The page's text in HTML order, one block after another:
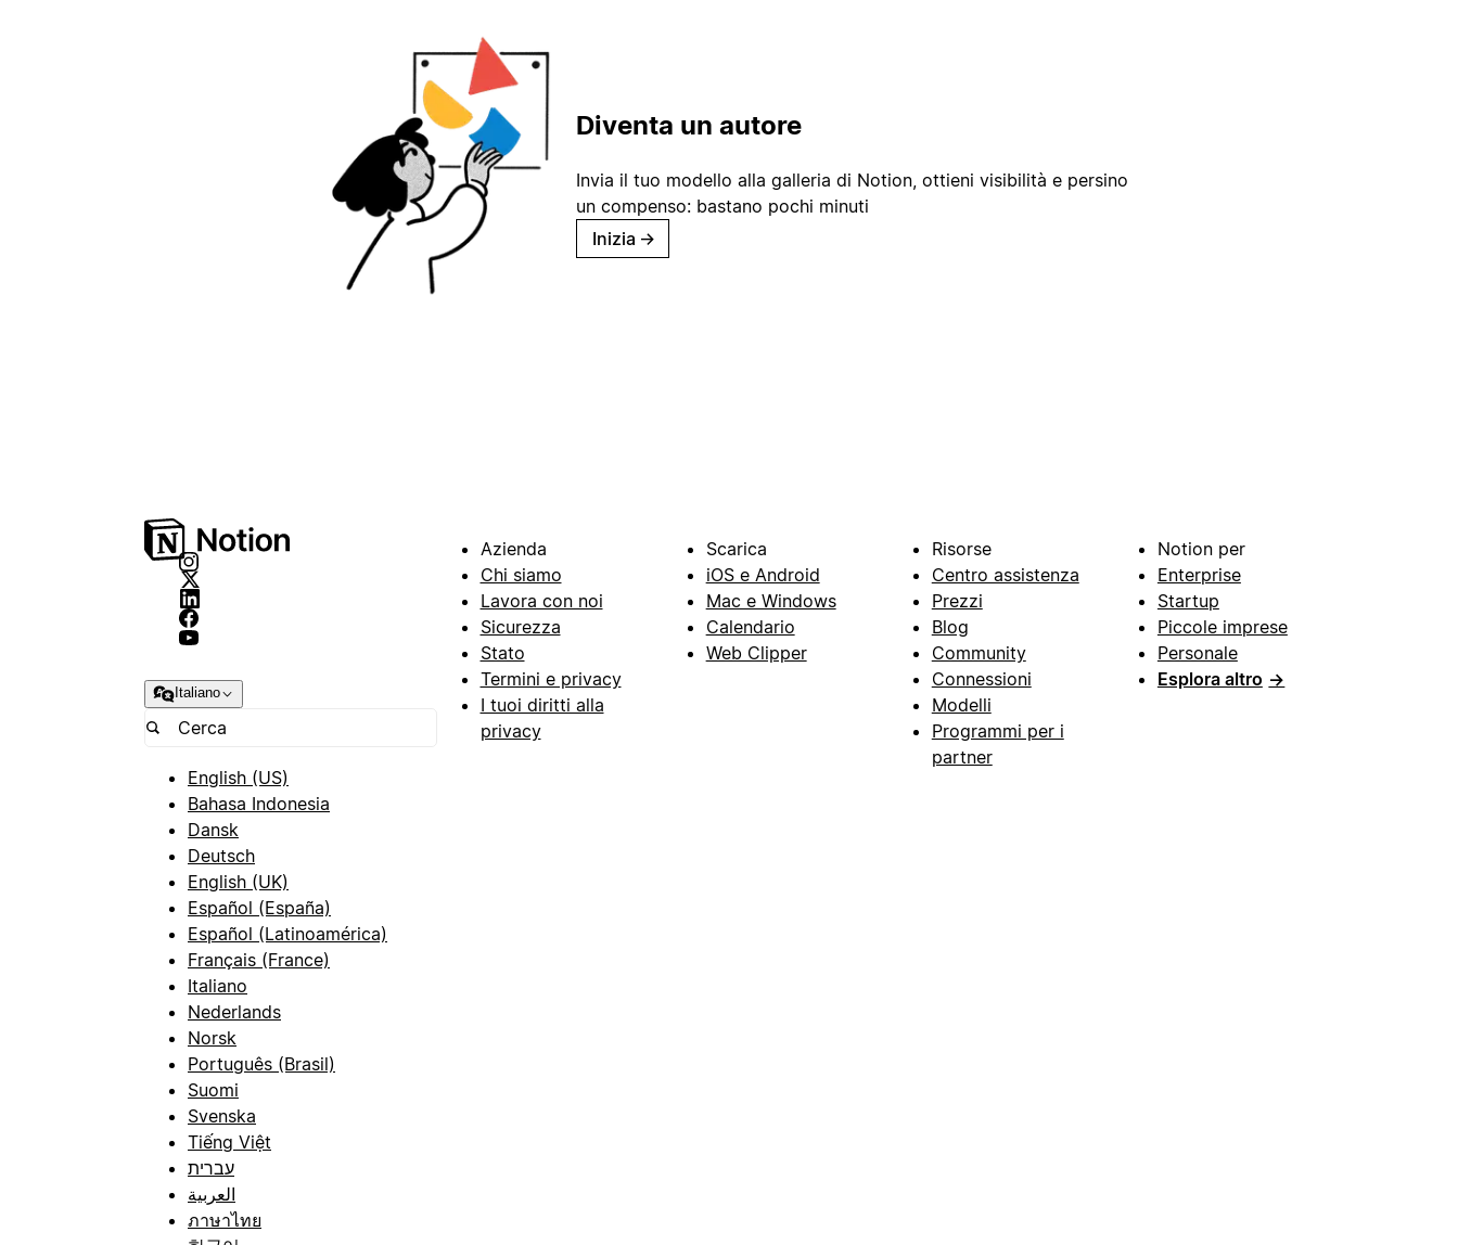
Diventa un autore
Invia il tuo modello alla galleria di Notion, ottieni visibilità e persino
un compenso: bastano pochi minuti
Inizia →
Italiano
English (US)
Bahasa Indonesia
Dansk
Deutsch
English (UK)
Español (España)
Español (Latinoamérica)
Français (France)
Italiano
Nederlands
Norsk
Português (Brasil)
Suomi
Svenska
Tiếng Việt
עברית
العربية
ภาษาไทย
Azienda
Chi siamo
Lavora con noi
Sicurezza
Stato
Termini e privacy
I tuoi diritti alla
privacy
Scarica
iOS e Android
Mac e Windows
Calendario
Web Clipper
Risorse
Centro assistenza
Prezzi
Blog
Community
Connessioni
Modelli
Programmi per i
partner
Notion per
Enterprise
Startup
Piccole imprese
Personale
Esplora altro →